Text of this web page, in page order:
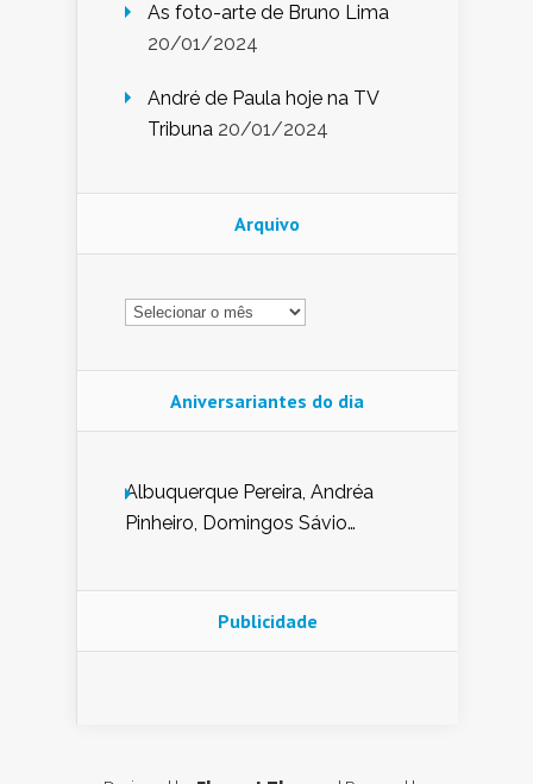
As foto-arte de Bruno Lima
20/01/2024
André de Paula hoje na TV
Tribuna 20/01/2024
Arquivo
Arquivo
Aniversariantes do dia
Albuquerque Pereira, Andréa
Pinheiro, Domingos Sávio
Nunes de Sena, Fátima Peixoto,
Glória Pereira, Kátia Mesel,
Publicidade